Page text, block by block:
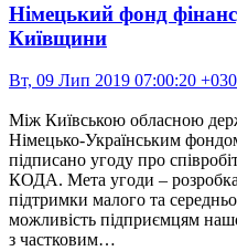
Німецький фонд
Київщини
Вт, 09 Лип 2019 07:00:20
Між Київською обласною
Німецько-Українським
підписано угоду про
КОДА. Мета угоди – розробка
підтримки малого та
можливість підприємцям
з частковим…